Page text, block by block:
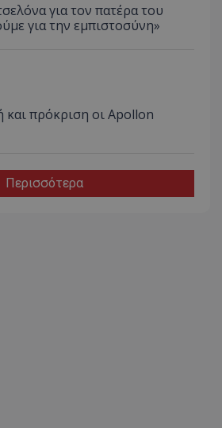
για τον πατέρα του
για την εμπιστοσύνη»
πρόκριση οι Apollon
Περισσότερα